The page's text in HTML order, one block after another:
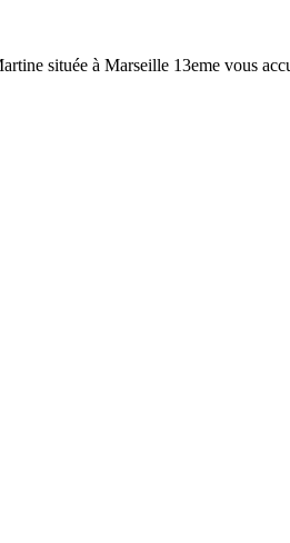
située à Marseille 13eme vous